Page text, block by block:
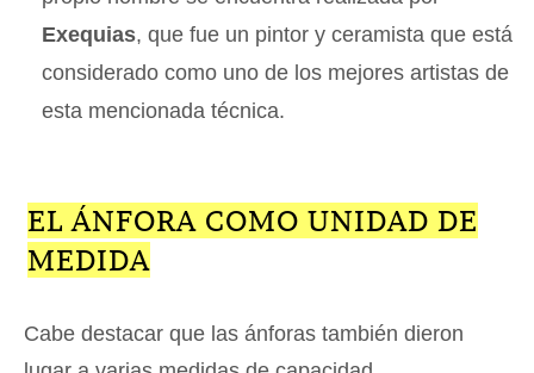
Exequias, que fue un pintor y ceramista que está
considerado como uno de los mejores artistas de
esta mencionada técnica.
EL ÁNFORA COMO UNIDAD DE
MEDIDA
Cabe destacar que las ánforas también dieron